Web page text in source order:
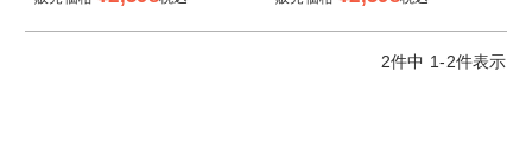
DIA（直径）
2件中 1-2件表示